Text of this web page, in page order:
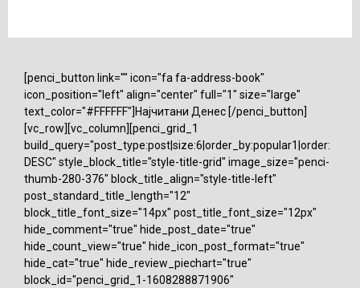
[penci_button link="" icon="fa fa-address-book"
icon_position="left" align="center" full="1" size="large"
text_color="#FFFFFF"]Најчитани Денес [/penci_button]
[vc_row][vc_column][penci_grid_1
build_query="post_type:post|size:6|order_by:popular1|order:
DESC" style_block_title="style-title-grid" image_size="penci-
thumb-280-376" block_title_align="style-title-left"
post_standard_title_length="12"
block_title_font_size="14px" post_title_font_size="12px"
hide_comment="true" hide_post_date="true"
hide_count_view="true" hide_icon_post_format="true"
hide_cat="true" hide_review_piechart="true"
block_id="penci_grid_1-1608288871906"